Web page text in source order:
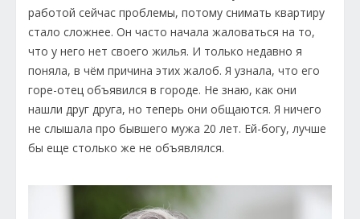
работой сейчас проблемы, потому снимать квартиру
стало сложнее. Он часто начала жаловаться на то,
что у него нет своего жилья. И только недавно я
поняла, в чём причина этих жалоб. Я узнала, что его
горе-отец объявился в городе. Не знаю, как они
нашли друг друга, но теперь они общаются. Я ничего
не слышала про бывшего мужа 20 лет. Ей-богу, лучше
бы еще столько же не объявлялся.